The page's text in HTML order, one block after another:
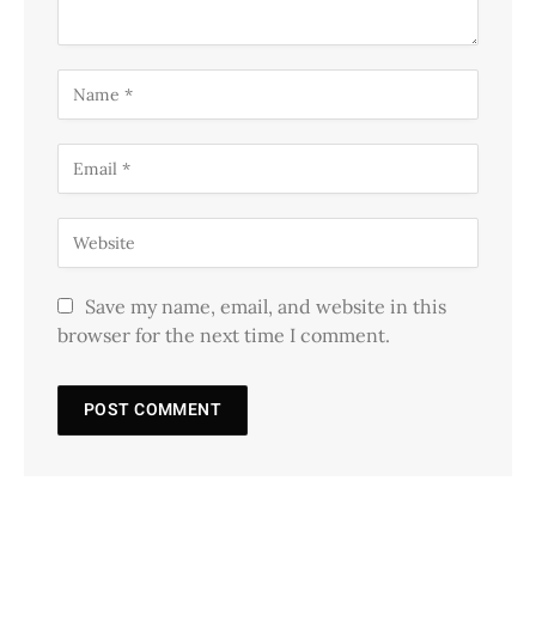
Save my name, email, and website in this
browser for the next time I comment.